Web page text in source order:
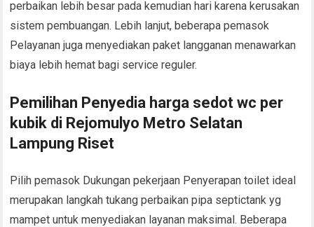
perbaikan lebih besar pada kemudian hari karena kerusakan
sistem pembuangan. Lebih lanjut, beberapa pemasok
Pelayanan juga menyediakan paket langganan menawarkan
biaya lebih hemat bagi service reguler.
Pemilihan Penyedia harga sedot wc per
kubik di Rejomulyo Metro Selatan
Lampung Riset
Pilih pemasok Dukungan pekerjaan Penyerapan toilet ideal
merupakan langkah tukang perbaikan pipa septictank yg
mampet untuk menyediakan layanan maksimal. Beberapa